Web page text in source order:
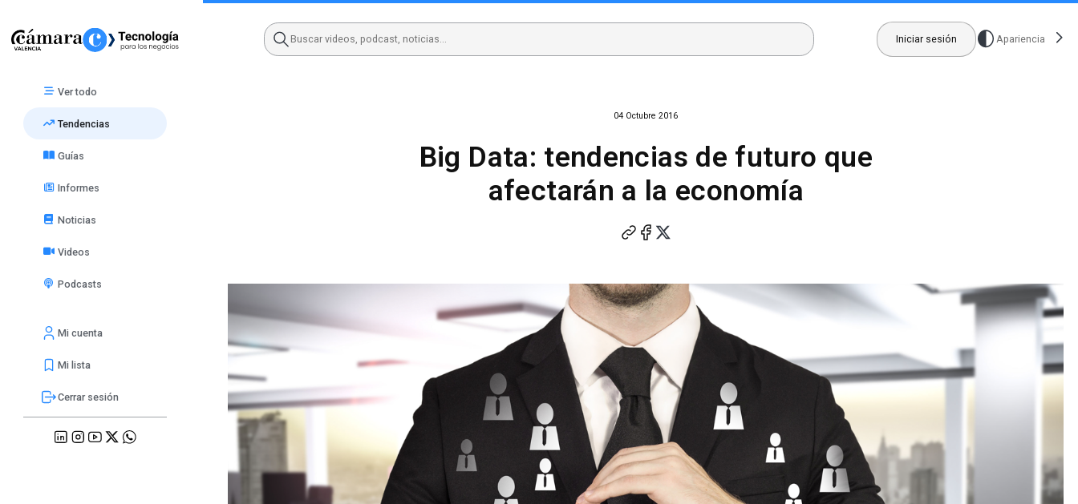
content
Iniciar sesión Apariencia
Ver todo
Tendencias
Guías
Informes
Noticias
Videos
Podcasts
Mi cuenta
Mi lista
Cerrar sesión
04 Octubre 2016
Big Data: tendencias de futuro que
afectarán a la economía